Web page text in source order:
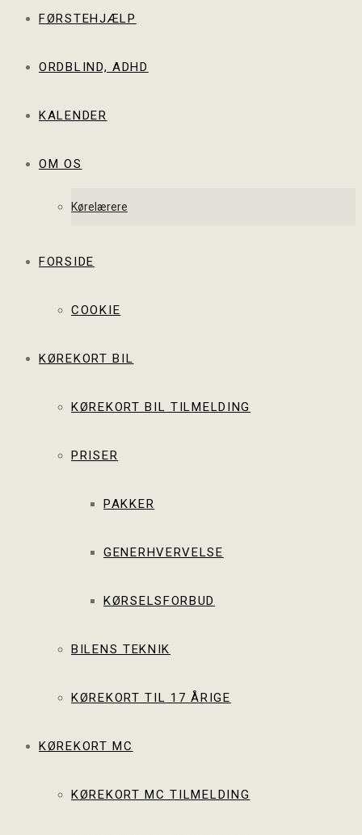
FØRSTEHJÆLP
ORDBLIND, ADHD
KALENDER
OM OS
Kørelærere
FORSIDE
COOKIE
KØREKORT BIL
KØREKORT BIL TILMELDING
PRISER
PAKKER
GENERHVERVELSE
KØRSELSFORBUD
BILENS TEKNIK
KØREKORT TIL 17 ÅRIGE
KØREKORT MC
KØREKORT MC TILMELDING